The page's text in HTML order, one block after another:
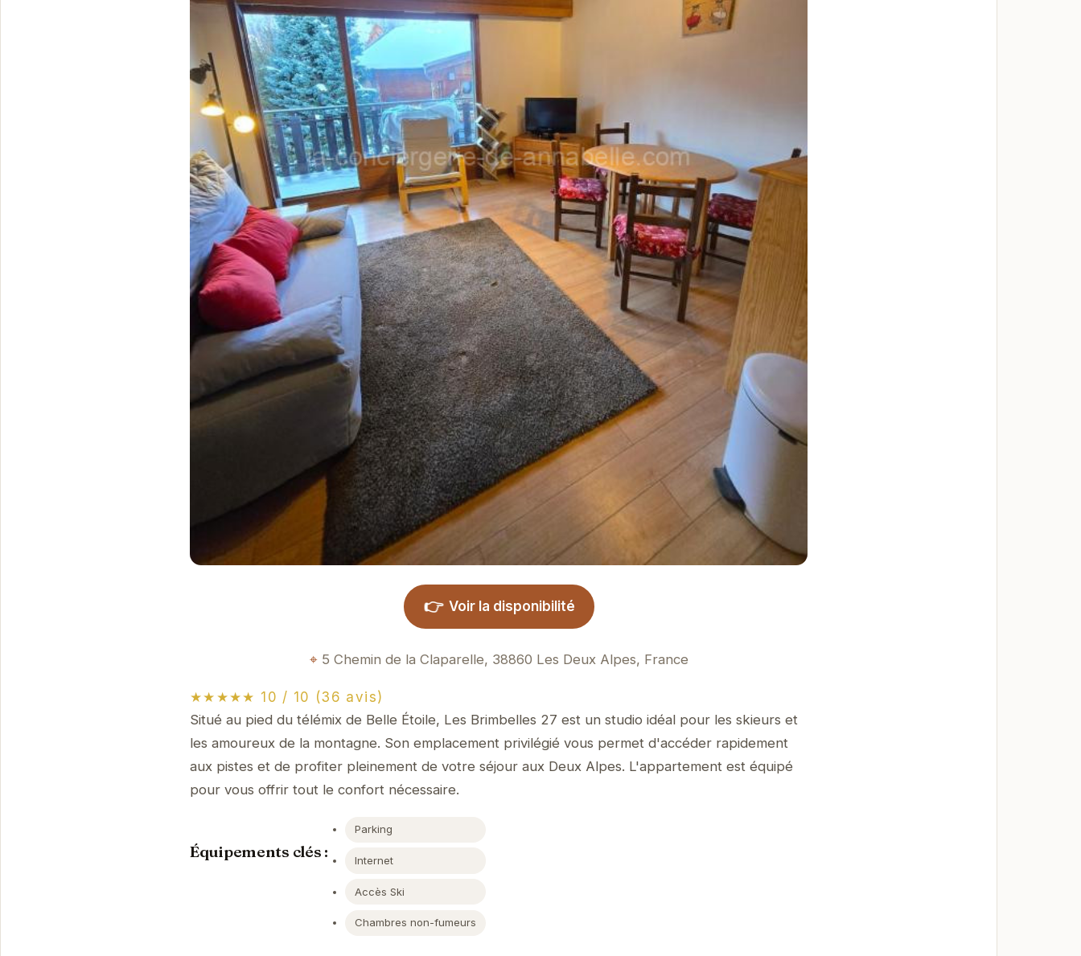
👉 Voir la disponibilité
5 Chemin de la Claparelle, 38860 Les Deux Alpes, France
★★★★★ 10 / 10 (36 avis)
Situé au pied du télémix de Belle Étoile, Les Brimbelles 27 est un studio idéal pour les skieurs et
les amoureux de la montagne. Son emplacement privilégié vous permet d'accéder rapidement
aux pistes et de profiter pleinement de votre séjour aux Deux Alpes. L'appartement est équipé
pour vous offrir tout le confort nécessaire.
Équipements clés :
Parking
Internet
Accès Ski
Chambres non-fumeurs